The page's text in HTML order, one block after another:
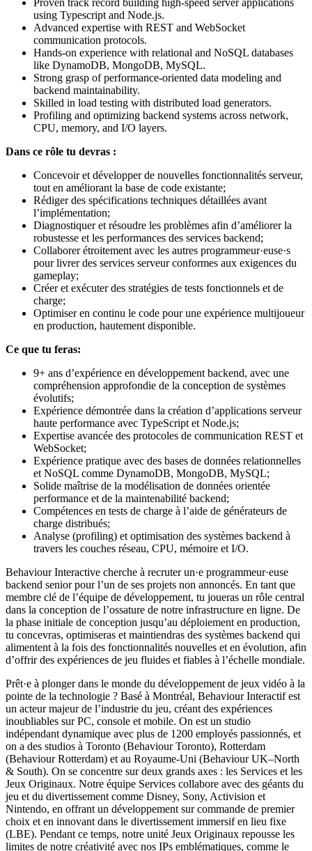
using Typescript and Node.js.
Advanced expertise with REST and WebSocket
communication protocols.
Hands-on experience with relational and NoSQL databases
like DynamoDB, MongoDB, MySQL.
Strong grasp of performance-oriented data modeling and
backend maintainability.
Skilled in load testing with distributed load generators.
Profiling and optimizing backend systems across network,
CPU, memory, and I/O layers.
Dans ce rôle tu devras :
Concevoir et développer de nouvelles fonctionnalités serveur,
tout en améliorant la base de code existante;
Rédiger des spécifications techniques détaillées avant
l’implémentation;
Diagnostiquer et résoudre les problèmes afin d’améliorer la
robustesse et les performances des services backend;
Collaborer étroitement avec les autres programmeur·euse·s
pour livrer des services serveur conformes aux exigences du
gameplay;
Créer et exécuter des stratégies de tests fonctionnels et de
charge;
Optimiser en continu le code pour une expérience multijoueur
en production, hautement disponible.
Ce que tu feras:
9+ ans d’expérience en développement backend, avec une
compréhension approfondie de la conception de systèmes
évolutifs;
Expérience démontrée dans la création d’applications serveur
haute performance avec TypeScript et Node.js;
Expertise avancée des protocoles de communication REST et
WebSocket;
Expérience pratique avec des bases de données relationnelles
et NoSQL comme DynamoDB, MongoDB, MySQL;
Solide maîtrise de la modélisation de données orientée
performance et de la maintenabilité backend;
Compétences en tests de charge à l’aide de générateurs de
charge distribués;
Analyse (profiling) et optimisation des systèmes backend à
travers les couches réseau, CPU, mémoire et I/O.
Behaviour Interactive cherche à recruter un·e programmeur·euse
backend senior pour l’un de ses projets non annoncés. En tant que
membre clé de l’équipe de développement, tu joueras un rôle central
dans la conception de l’ossature de notre infrastructure en ligne. De
la phase initiale de conception jusqu’au déploiement en production,
tu concevras, optimiseras et maintiendras des systèmes backend qui
alimentent à la fois des fonctionnalités nouvelles et en évolution, afin
d’offrir des expériences de jeu fluides et fiables à l’échelle mondiale.
Prêt·e à plonger dans le monde du développement de jeux vidéo à la
pointe de la technologie ? Basé à Montréal, Behaviour Interactif est
un acteur majeur de l’industrie du jeu, créant des expériences
inoubliables sur PC, console et mobile. On est un studio
indépendant dynamique avec plus de 1200 employés passionnés, et
on a des studios à Toronto (Behaviour Toronto), Rotterdam
(Behaviour Rotterdam) et au Royaume-Uni (Behaviour UK–North
& South). On se concentre sur deux grands axes : les Services et les
Jeux Originaux. Notre équipe Services collabore avec des géants du
jeu et du divertissement comme Disney, Sony, Activision et
Nintendo, en offrant un développement sur commande de premier
choix et en innovant dans le divertissement immersif en lieu fixe
(LBE). Pendant ce temps, notre unité Jeux Originaux repousse les
limites de notre créativité avec nos IPs emblématiques, comme le